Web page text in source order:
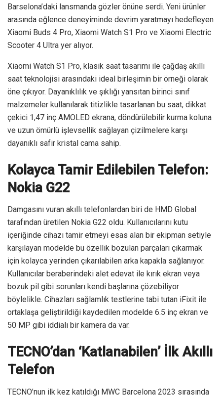
Barselona’daki lansmanda gözler önüne serdi. Yeni ürünler
arasında eğlence deneyiminde devrim yaratmayı hedefleyen
Xiaomi Buds 4 Pro, Xiaomi Watch S1 Pro ve Xiaomi Electric
Scooter 4 Ultra yer alıyor.
Xiaomi Watch S1 Pro, klasik saat tasarımı ile çağdaş akıllı
saat teknolojisi arasındaki ideal birleşimin bir örneği olarak
öne çıkıyor. Dayanıklılık ve şıklığı yansıtan birinci sınıf
malzemeler kullanılarak titizlikle tasarlanan bu saat, dikkat
çekici 1,47 inç AMOLED ekrana, döndürülebilir kurma koluna
ve uzun ömürlü işlevsellik sağlayan çizilmelere karşı
dayanıklı safir kristal cama sahip.
Kolayca Tamir Edilebilen Telefon:
Nokia G22
Damgasını vuran akıllı telefonlardan biri de HMD Global
tarafından üretilen Nokia G22 oldu. Kullanıcılarını kutu
içeriğinde cihazı tamir etmeyi esas alan bir ekipman setiyle
karşılayan modelde bu özellik bozulan parçaları çıkarmak
için kolayca yerinden çıkarılabilen arka kapakla sağlanıyor.
Kullanıcılar beraberindeki alet edevat ile kırık ekran veya
bozuk pil gibi sorunları kendi başlarına çözebiliyor
böylelikle. Cihazları sağlamlık testlerine tabi tutan iFixit ile
ortaklaşa geliştirildiği kaydedilen modelde 6.5 inç ekran ve
50 MP gibi iddialı bir kamera da var.
TECNO’dan ‘Katlanabilen’ İlk Akıllı
Telefon
TECNO’nun ilk kez katıldığı MWC Barcelona 2023 sırasında